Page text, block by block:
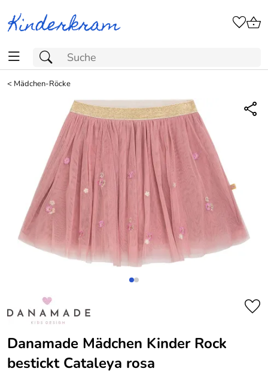
< Mädchen-Röcke
Danamade Mädchen Kinder Rock
bestickt Cataleya rosa